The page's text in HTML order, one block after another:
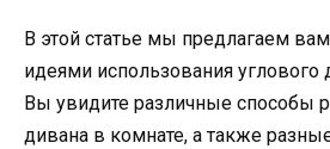
В этой статье мы предлагаем
идеями использования углового
Вы увидите различные способы
дивана в комнате, а также